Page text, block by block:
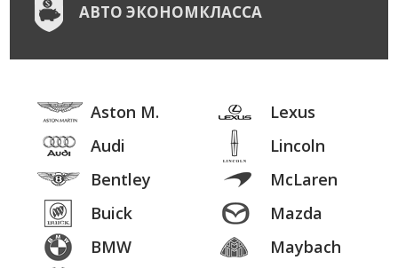
АВТО ЭКОНОМКЛАССА
Aston M.
Audi
Bentley
Buick
BMW
Lexus
Lincoln
McLaren
Mazda
Maybach